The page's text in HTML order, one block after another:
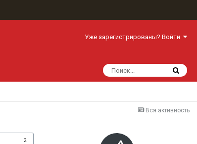
Уже зарегистрированы? Войти
Вся активность
2